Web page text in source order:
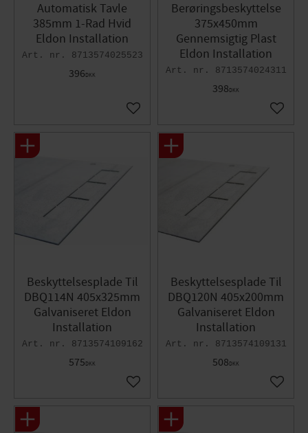
Automatisk Tavle
385mm 1-Rad Hvid
Eldon Installation
8713574025523
396DKK
Gem som favorit
Berøringsbeskyttelse
375x450mm
Gennemsigtig Plast
Eldon Installation
8713574024311
398DKK
Gem
Beskyttelsesplade Til
DBQ114N 405x325mm
Galvaniseret Eldon
Installation
8713574109162
575DKK
Gem som favorit
Beskyttelsesplade Til
DBQ120N 405x200mm
Galvaniseret Eldon
Installation
8713574109131
508DKK
Gem